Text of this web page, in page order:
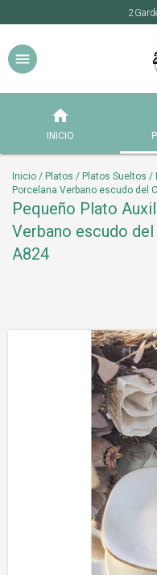
INICIO
Inicio / Platos / Platos Sueltos /
Porcelana Verbano escudo del
Pequeño Plato
Verbano escudo del
A824